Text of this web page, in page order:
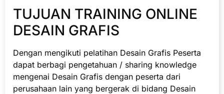
TUJUAN TRAINING ONLINE
DESAIN GRAFIS
Dengan mengikuti pelatihan Desain Grafis Peserta
dapat berbagi pengetahuan / sharing knowledge
mengenai Desain Grafis dengan peserta dari
perusahaan lain yang bergerak di bidang Desain